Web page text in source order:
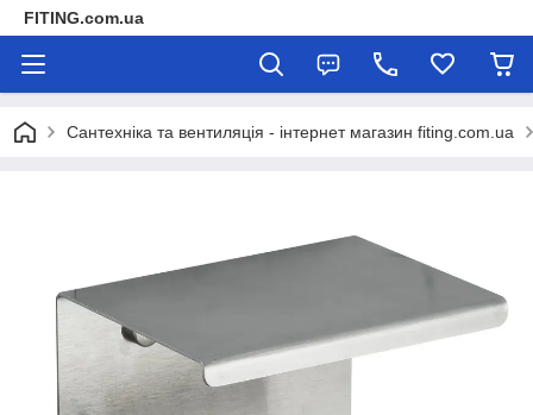
FITING.com.ua
Сантехніка та вентиляція - інтернет магазин fiting.com.ua